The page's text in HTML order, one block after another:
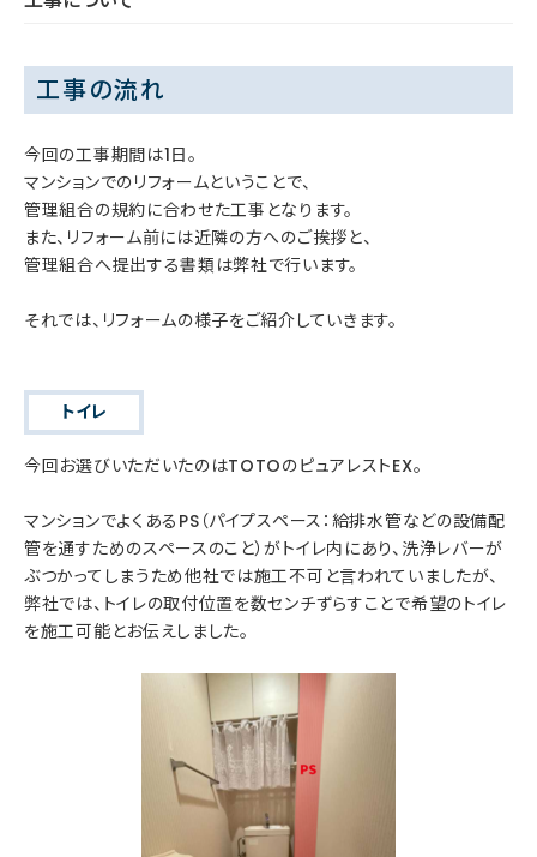
工事の流れ
今回の工事期間は1日。
マンションでのリフォームということで、
管理組合の規約に合わせた工事となります。
また、リフォーム前には近隣の方へのご挨拶と、
管理組合へ提出する書類は弊社で行います。
それでは、リフォームの様子をご紹介していきます。
トイレ
今回お選びいただいたのはTOTOのピュアレストEX。
マンションでよくあるPS（パイプスペース：給排水管などの設備配
管を通すためのスペースのこと）がトイレ内にあり、洗浄レバーが
ぶつかってしまうため他社では施工不可と言われていましたが、
弊社では、トイレの取付位置を数センチずらすことで希望のトイレ
を施工可能とお伝えしました。